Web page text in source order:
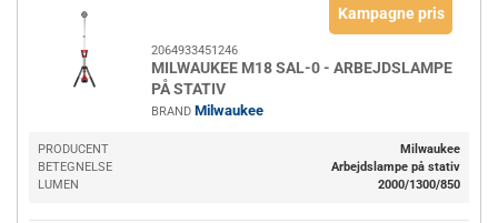
Kampagne pris
2064933451246
MILWAUKEE M18 SAL-0 - ARBEJDSLAMPE
PÅ STATIV
BRAND Milwaukee
PRODUCENT
Milwaukee
BETEGNELSE
Arbejdslampe på stativ
LUMEN
2000/1300/850